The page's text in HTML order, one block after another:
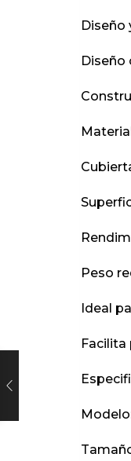
Diseño
Diseño
Peso
Ideal